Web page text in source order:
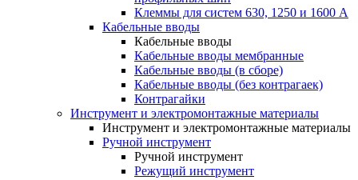
Клеммы для систем 630, 1250 и 1600 А
Кабельные вводы
Кабельные вводы
Кабельные вводы мембранные
Кабельные вводы (в сборе)
Кабельные вводы (без контрагаек)
Контрагайки
Инструмент и электромонтажные материалы
Инструмент и электромонтажные материалы
Ручной инструмент
Ручной инструмент
Режущий инструмент